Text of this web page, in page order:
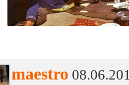
maestro